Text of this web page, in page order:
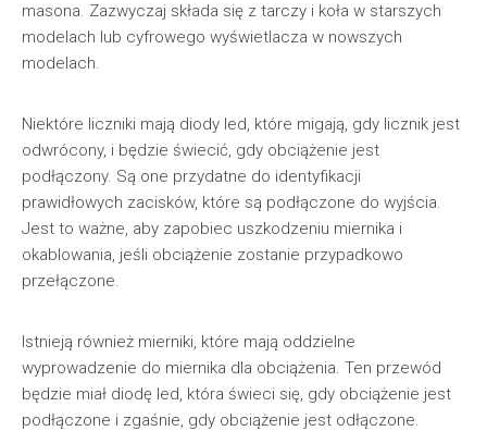
masona. Zazwyczaj składa się z tarczy i koła w starszych
modelach lub cyfrowego wyświetlacza w nowszych
modelach.
Niektóre liczniki mają diody led, które migają, gdy licznik jest
odwrócony, i będzie świecić, gdy obciążenie jest
podłączony. Są one przydatne do identyfikacji
prawidłowych zacisków, które są podłączone do wyjścia.
Jest to ważne, aby zapobiec uszkodzeniu miernika i
okablowania, jeśli obciążenie zostanie przypadkowo
przełączone.
Istnieją również mierniki, które mają oddzielne
wyprowadzenie do miernika dla obciążenia. Ten przewód
będzie miał diodę led, która świeci się, gdy obciążenie jest
podłączone i zgaśnie, gdy obciążenie jest odłączone.